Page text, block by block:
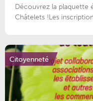
Découvrez la plaquette
Châtelets !Les
Citoyenneté